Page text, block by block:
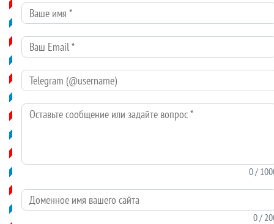
Ваше имя *
Ваш Email*
Telegram (@username)
Оставьте сообщение или задайте вопрос *
0/
Доменное имя вашего сайта
0/